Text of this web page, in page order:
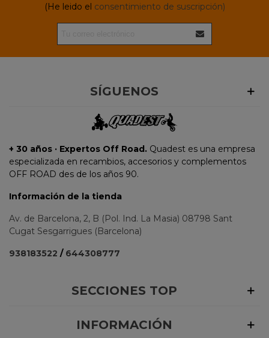
(He leido el consentimiento de suscripción)
SÍGUENOS
+ 30 años · Expertos Off Road. Quadest es una empresa
especializada en recambios, accesorios y complementos
OFF ROAD des de los años 90.
Información de la tienda
Av. de Barcelona, 2, B (Pol. Ind. La Masia) 08798 Sant
Cugat Sesgarrigues (Barcelona)
938183522 / 644308777
SECCIONES TOP
INFORMACIÓN